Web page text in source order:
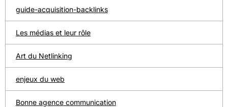
guide-acquisition-backlinks
Les médias et leur rôle
Art du Netlinking
enjeux du web
Bonne agence communication